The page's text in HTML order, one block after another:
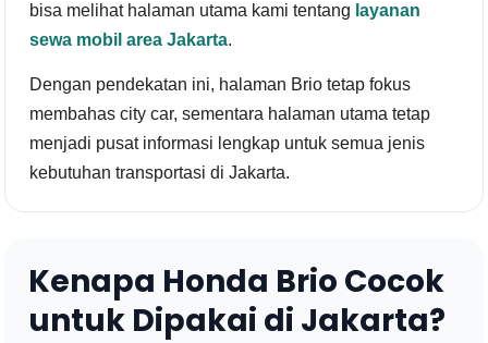
bisa melihat halaman utama kami tentang layanan
sewa mobil area Jakarta.
Dengan pendekatan ini, halaman Brio tetap fokus
membahas city car, sementara halaman utama tetap
menjadi pusat informasi lengkap untuk semua jenis
kebutuhan transportasi di Jakarta.
Kenapa Honda Brio Cocok
untuk Dipakai di Jakarta?